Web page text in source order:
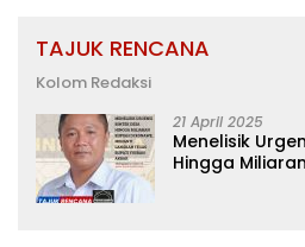
TAJUK RENCANA
Kolom Redaksi
21 April 2025
Menelisik
Hingga